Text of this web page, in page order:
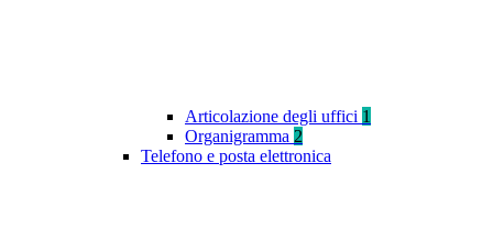
Articolazione degli uffici 1
Organigramma 2
Telefono e posta elettronica